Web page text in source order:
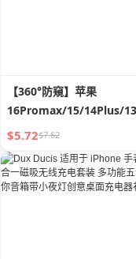
【360°防窺】苹果
16Promax/15/14Plus/
全屏隐私防偷窥钢化膜
$5.72$7.62